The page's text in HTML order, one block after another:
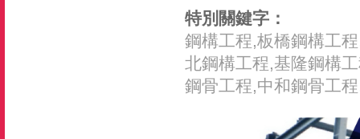
特別關鍵字：
鋼構工程,板橋鋼構工
北鋼構工程,基隆鋼構
鋼骨工程,中和鋼骨工